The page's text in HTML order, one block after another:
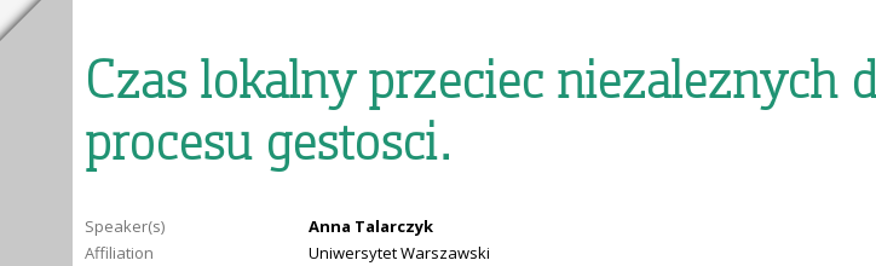
Czas lokalny przeciec niezaleznych
procesu gestosci.
Speaker(s)
Anna Talarczyk
Affiliation
Uniwersytet Warszawski